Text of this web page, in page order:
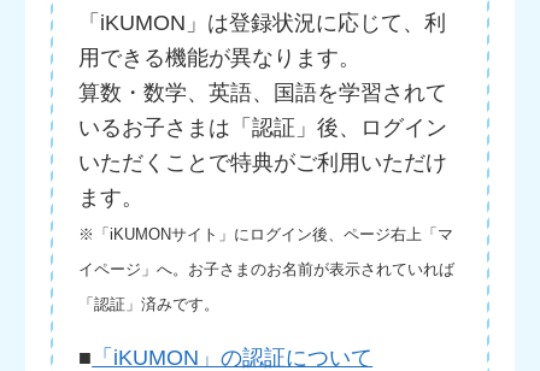
「iKUMON」は登録状況に応じて、利
用できる機能が異なります。
算数・数学、英語、国語を学習されて
いるお子さまは「認証」後、ログイン
いただくことで特典がご利用いただけ
ます。
※「iKUMONサイト」にログイン後、ページ右上「マ
イページ」へ。お子さまのお名前が表示されていれば
「認証」済みです。
■ 「iKUMON」の認証について